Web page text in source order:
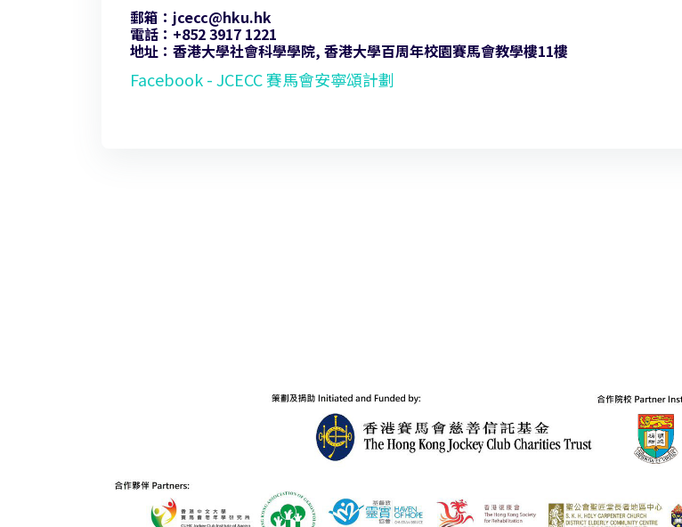
郵箱：jcecc@hku.hk
電話：+852 3917 1221
地址：香港大學社會科學學院, 香港大學百周年校園賽馬會教學樓11樓
Facebook - JCECC 賽馬會安寧頌計劃